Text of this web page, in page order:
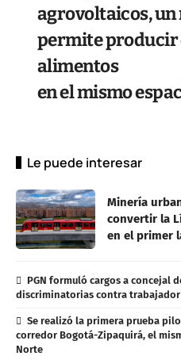
agrovoltaicos, un
permite producir
alimentos
en el mismo
Le puede interesar
Minería
convertir la
en el primer
PGN formuló cargos a concejal
discriminatorias contra trabajador
Se realizó la primera prueba
corredor Bogotá-Zipaquirá, el
Norte